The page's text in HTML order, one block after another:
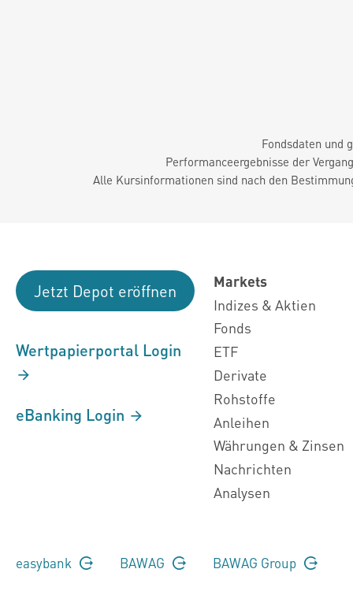
Fondsdaten und
Performanceergebnisse der
Alle Kursinformationen sind nach den
Jetzt Depot eröffnen
Wertpapierportal Login
eBanking Login
Markets
Indizes & Aktien
Fonds
ETF
Derivate
Rohstoffe
Anleihen
Währungen & Zinsen
Nachrichten
Analysen
easybank BAWAG BAWAG Group